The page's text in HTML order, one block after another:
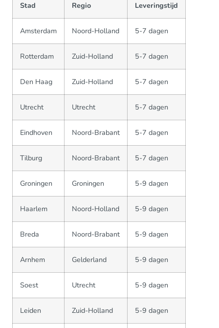
Stad Regio Leveringstijd
Amsterdam Noord-Holland 5-7 dagen
Rotterdam Zuid-Holland 5-7 dagen
Den Haag Zuid-Holland 5-7 dagen
Utrecht Utrecht 5-7 dagen
Eindhoven Noord-Brabant 5-7 dagen
Tilburg Noord-Brabant 5-7 dagen
Groningen Groningen 5-9 dagen
Haarlem Noord-Holland 5-9 dagen
Breda Noord-Brabant 5-9 dagen
Arnhem Gelderland 5-9 dagen
Soest Utrecht 5-9 dagen
Leiden Zuid-Holland 5-9 dagen